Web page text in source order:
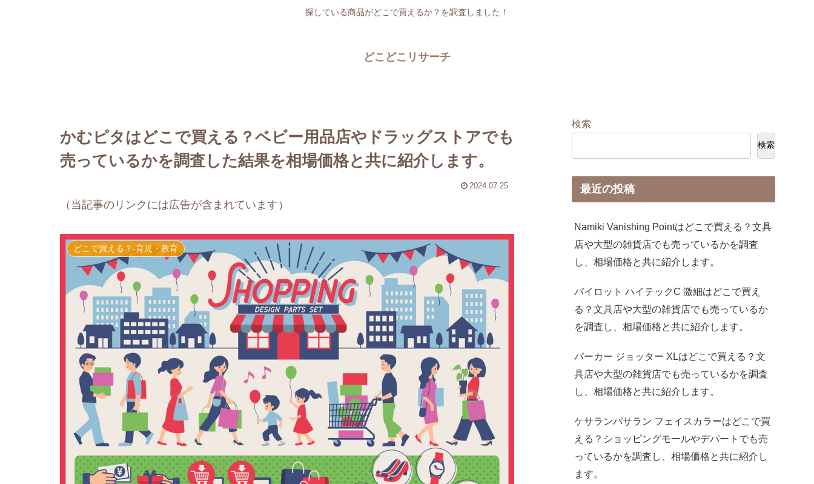
探している商品がどこで買えるか？を調査しました！
どこどこリサーチ
かむピタはどこで買える？ベビー用品店やドラッグストアでも
売っているかを調査した結果を相場価格と共に紹介します。
2024.07.25
（当記事のリンクには広告が含まれています）
どこで買える？-育児・教育
検索
検索
最近の投稿
Namiki Vanishing Pointはどこで買える？文具
店や大型の雑貨店でも売っているかを調査
し、相場価格と共に紹介します。
パイロット ハイテックC 激細はどこで買え
る？文具店や大型の雑貨店でも売っているか
を調査し、相場価格と共に紹介します。
パーカー ジョッター XLはどこで買える？文
具店や大型の雑貨店でも売っているかを調査
し、相場価格と共に紹介します。
ケサランパサラン フェイスカラーはどこで買
える？ショッピングモールやデパートでも売
っているかを調査し、相場価格と共に紹介し
ます。